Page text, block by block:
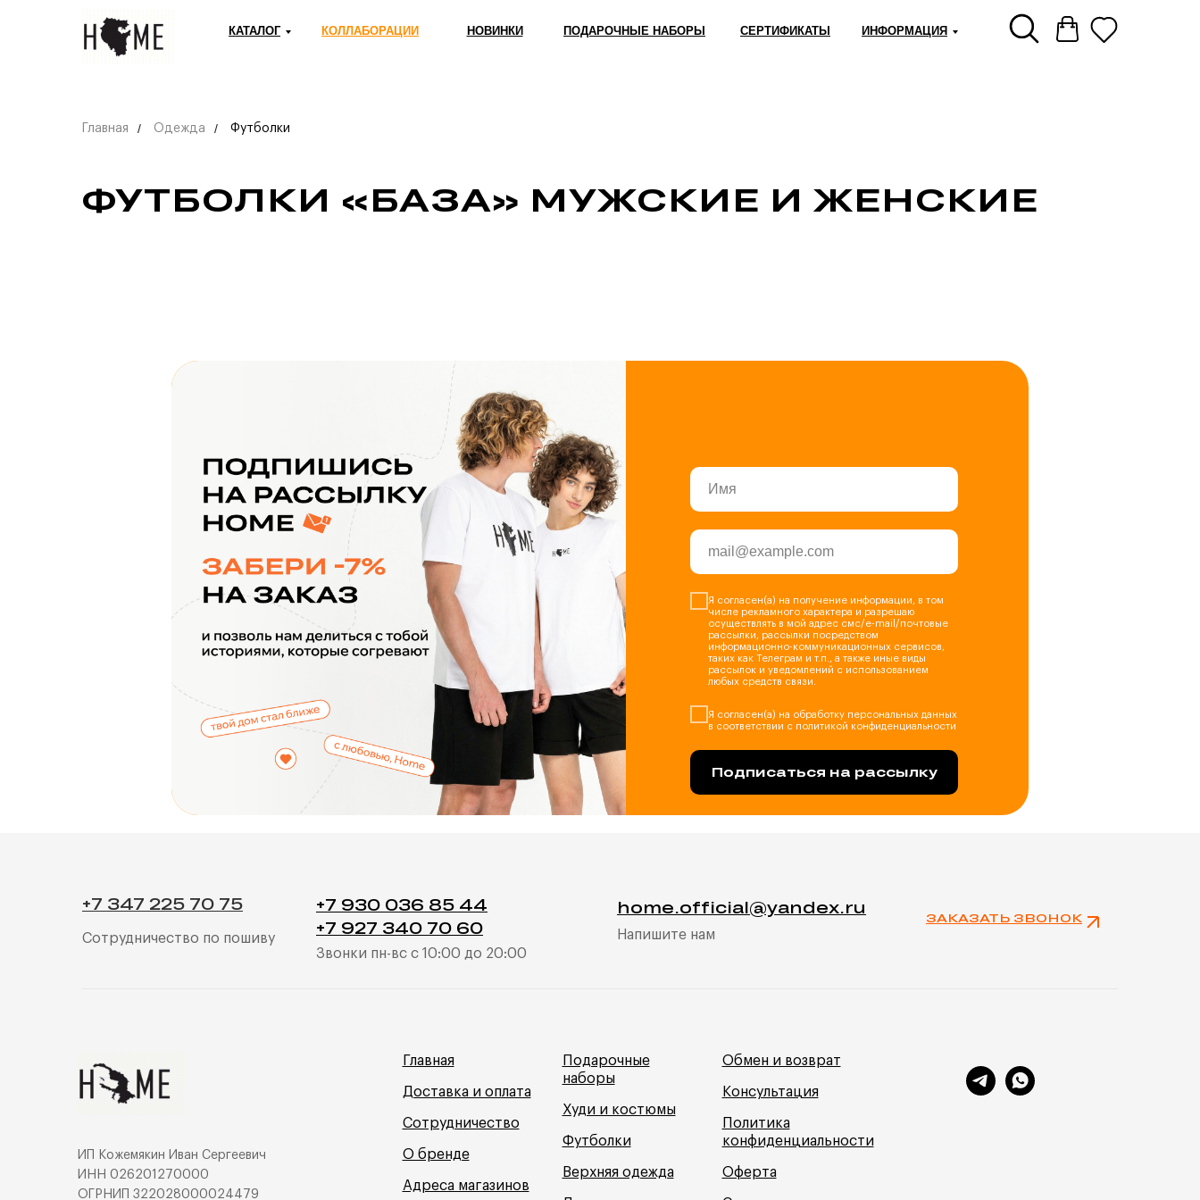
КАТАЛОГ КОЛЛАБОРАЦИИ ИНФОРМАЦИЯ
НОВИНКИ ПОДАРОЧНЫЕ НАБОРЫ СЕРТИФИКАТЫ
Главная / Одежда / Футболки
ФУТБОЛКИ «БАЗА» МУЖСКИЕ И ЖЕНСКИЕ
Я согласен(а) на получение информации, в том
числе рекламного характера и разрешаю
осуществлять в мой адрес смс/e-mail/почтовые
рассылки, рассылки посредством
информационно-коммуникационных сервисов,
таких как Телеграм и т.п., а также иные виды
рассылок и уведомлений с использованием
любых средств связи.
Я согласен(а) на обработку персональных данных
в соответствии с политикой конфиденциальности
Подписаться на рассылку
+7 347 225 70 75
Сотрудничество по пошиву
home.official@yandex.ru
Напишите нам
ЗАКАЗАТЬ ЗВОНОК
+7 930 036 85 44
+7 927 340 70 60
Звонки пн-вс с 10:00 до 20:00
ИП Кожемякин Иван Сергеевич
ИНН 026201270000
ОГРНИП 322028000024479
Главная
Доставка и оплата
Сотрудничество
О бренде
Адреса магазинов
Подарочные
наборы
Худи и костюмы
Футболки
Верхняя одежда
Обмен и возврат
Консультация
Политика
конфиденциальности
Оферта